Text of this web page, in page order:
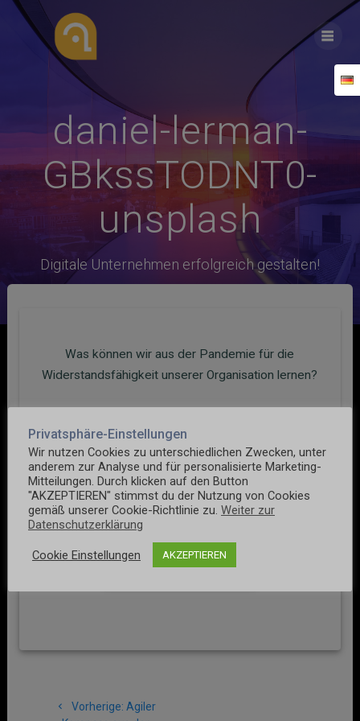
daniel-lerman-
GBkssTODNT0-
unsplash
Digitale Unternehmen erfolgreich gestalten!
Was können wir aus der Pandemie für die
Widerstandsfähigkeit unserer Organisation lernen?
0 10. November 2021
Keine Kommentare
Kommentar hinzufügen
Vorherige: Vorheriger
Agiler
Privatsphäre-Einstellungen
Wir nutzen Cookies zu unterschiedlichen Zwecken, unter
anderem zur Analyse und für personalisierte Marketing-
Mitteilungen. Durch klicken auf den Button
"AKZEPTIEREN" stimmst du der Nutzung von Cookies
gemäß unserer Cookie-Richtlinie zu. Weiter zur
Datenschutzerklärung
Cookie Einstellungen AKZEPTIEREN